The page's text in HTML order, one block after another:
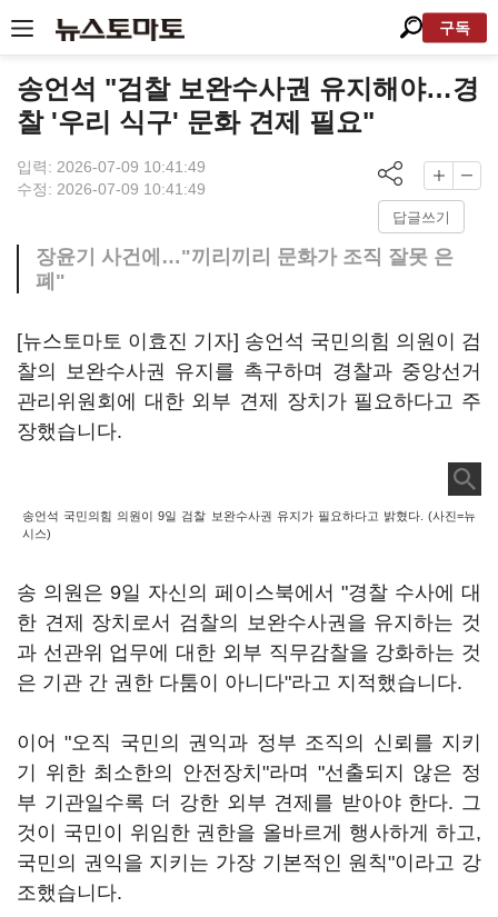
구독
송언석 "검찰 보완수사권 유지해야…경
찰 '우리 식구' 문화 견제 필요"
입력: 2026-07-09 10:41:49
수정: 2026-07-09 10:41:49
답글쓰기
장윤기 사건에…"끼리끼리 문화가 조직 잘못 은
폐"
[뉴스토마토 이효진 기자] 송언석 국민의힘 의원이 검
찰의 보완수사권 유지를 촉구하며 경찰과 중앙선거
관리위원회에 대한 외부 견제 장치가 필요하다고 주
장했습니다.
송언석 국민의힘 의원이 9일 검찰 보완수사권 유지가 필요하다고 밝혔다. (사진=뉴
시스)
송 의원은 9일 자신의 페이스북에서 "경찰 수사에 대
한 견제 장치로서 검찰의 보완수사권을 유지하는 것
과 선관위 업무에 대한 외부 직무감찰을 강화하는 것
은 기관 간 권한 다툼이 아니다"라고 지적했습니다.
이어 "오직 국민의 권익과 정부 조직의 신뢰를 지키
기 위한 최소한의 안전장치"라며 "선출되지 않은 정
부 기관일수록 더 강한 외부 견제를 받아야 한다. 그
것이 국민이 위임한 권한을 올바르게 행사하게 하고,
국민의 권익을 지키는 가장 기본적인 원칙"이라고 강
조했습니다.